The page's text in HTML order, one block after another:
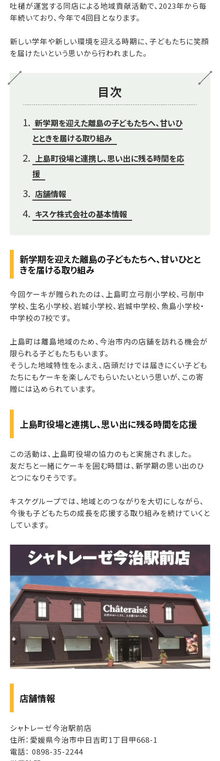
吐樋が運営する同店による地域貢献活動で、2023年から毎
年続いており、今年で4回目となります。
新しい学年や新しい環境を迎える時期に、子どもたちに笑顔
を届けたいという思いから行われました。
目次
新学期を迎えた離島の子どもたちへ、甘いひ
とときを届ける取り組み
上島町役場と連携し、思い出に残る時間を応
援
店舗情報
キスケ株式会社の基本情報
新学期を迎えた離島の子どもたちへ、甘いひとと
きを届ける取り組み
今回ケーキが贈られたのは、上島町立弓削小学校、弓削中
学校、生名小学校、岩城小学校、岩城中学校、魚島小学校・
中学校の7校です。
上島町は離島地域のため、今治市内の店舗を訪れる機会が
限られる子どもたちもいます。
そうした地域特性をふまえ、店頭だけでは届きにくい子ども
たちにもケーキを楽しんでもらいたいという思いが、この寄
贈には込められています。
上島町役場と連携し、思い出に残る時間を応援
この活動は、上島町役場の協力のもと実施されました。
友だちと一緒にケーキを囲む時間は、新学期の思い出のひ
とつになりそうです。
キスケグループでは、地域とのつながりを大切にしながら、
今後も子どもたちの成長を応援する取り組みを続けていくと
しています。
店舗情報
シャトレーゼ今治駅前店
住所：愛媛県今治市中日吉町1丁目甲668-1
電話： 0898-35-2244